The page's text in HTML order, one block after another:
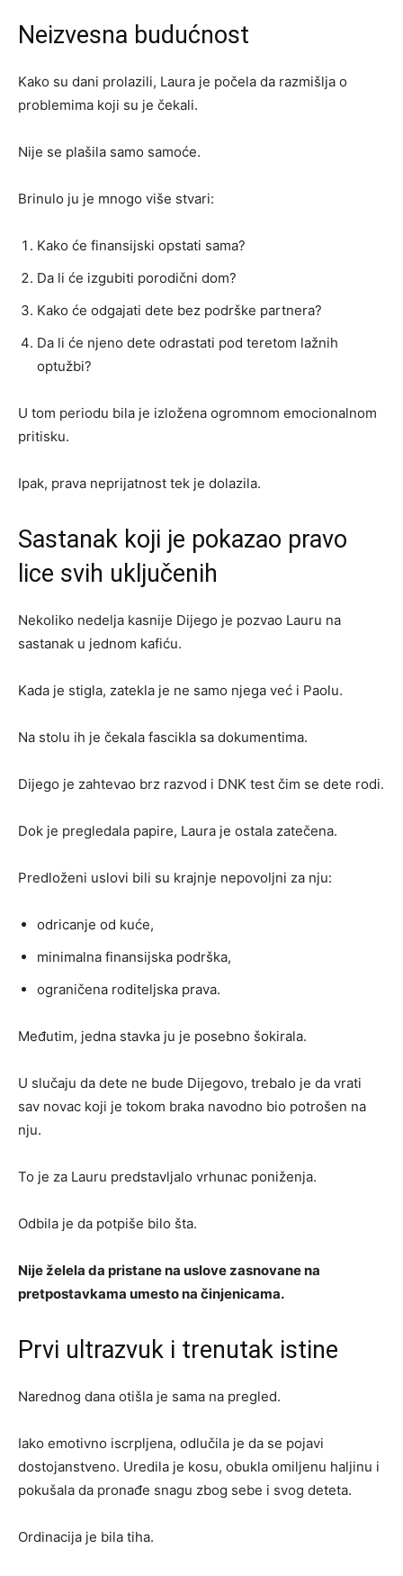
Neizvesna budućnost
Kako su dani prolazili, Laura je počela da razmišlja o
problemima koji su je čekali.
Nije se plašila samo samoće.
Brinulo ju je mnogo više stvari:
Kako će finansijski opstati sama?
Da li će izgubiti porodični dom?
Kako će odgajati dete bez podrške partnera?
Da li će njeno dete odrastati pod teretom lažnih
optužbi?
U tom periodu bila je izložena ogromnom emocionalnom
pritisku.
Ipak, prava neprijatnost tek je dolazila.
Sastanak koji je pokazao pravo
lice svih uključenih
Nekoliko nedelja kasnije Dijego je pozvao Lauru na
sastanak u jednom kafiću.
Kada je stigla, zatekla je ne samo njega već i Paolu.
Na stolu ih je čekala fascikla sa dokumentima.
Dijego je zahtevao brz razvod i DNK test čim se dete rodi.
Dok je pregledala papire, Laura je ostala zatečena.
Predloženi uslovi bili su krajnje nepovoljni za nju:
odricanje od kuće,
minimalna finansijska podrška,
ograničena roditeljska prava.
Međutim, jedna stavka ju je posebno šokirala.
U slučaju da dete ne bude Dijegovo, trebalo je da vrati
sav novac koji je tokom braka navodno bio potrošen na
nju.
To je za Lauru predstavljalo vrhunac poniženja.
Odbila je da potpiše bilo šta.
Nije želela da pristane na uslove zasnovane na
pretpostavkama umesto na činjenicama.
Prvi ultrazvuk i trenutak istine
Narednog dana otišla je sama na pregled.
Iako emotivno iscrpljena, odlučila je da se pojavi
dostojanstveno. Uredila je kosu, obukla omiljenu haljinu i
pokušala da pronađe snagu zbog sebe i svog deteta.
Ordinacija je bila tiha.